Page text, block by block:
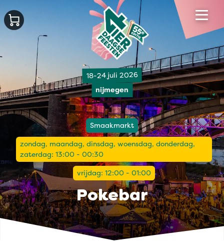
18-24 juli 2026
nijmegen
Smaakmarkt
zondag, maandag, dinsdag, woensdag, donderdag,
zaterdag: 13:00 - 00:30
vrijdag: 12:00 - 01:00
Pokebar